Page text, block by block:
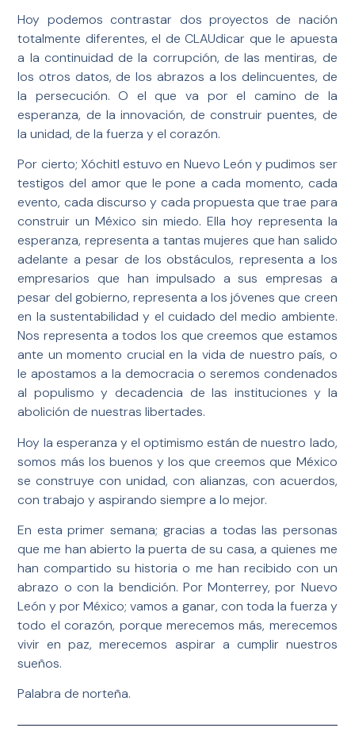
Hoy podemos contrastar dos proyectos de nación
totalmente diferentes, el de CLAUdicar que le apuesta
a la continuidad de la corrupción, de las mentiras, de
los otros datos, de los abrazos a los delincuentes, de
la persecución. O el que va por el camino de la
esperanza, de la innovación, de construir puentes, de
la unidad, de la fuerza y el corazón.
Por cierto; Xóchitl estuvo en Nuevo León y pudimos ser
testigos del amor que le pone a cada momento, cada
evento, cada discurso y cada propuesta que trae para
construir un México sin miedo. Ella hoy representa la
esperanza, representa a tantas mujeres que han salido
adelante a pesar de los obstáculos, representa a los
empresarios que han impulsado a sus empresas a
pesar del gobierno, representa a los jóvenes que creen
en la sustentabilidad y el cuidado del medio ambiente.
Nos representa a todos los que creemos que estamos
ante un momento crucial en la vida de nuestro país, o
le apostamos a la democracia o seremos condenados
al populismo y decadencia de las instituciones y la
abolición de nuestras libertades.
Hoy la esperanza y el optimismo están de nuestro lado,
somos más los buenos y los que creemos que México
se construye con unidad, con alianzas, con acuerdos,
con trabajo y aspirando siempre a lo mejor.
En esta primer semana; gracias a todas las personas
que me han abierto la puerta de su casa, a quienes me
han compartido su historia o me han recibido con un
abrazo o con la bendición. Por Monterrey, por Nuevo
León y por México; vamos a ganar, con toda la fuerza y
todo el corazón, porque merecemos más, merecemos
vivir en paz, merecemos aspirar a cumplir nuestros
sueños.
Palabra de norteña.